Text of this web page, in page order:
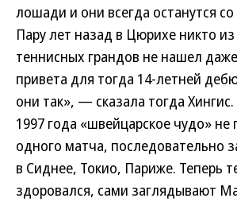
лошади и они всегда останутся
Пару лет назад в Цюрихе никто
теннисных грандов не нашел
привета для тогда 14-летней
они так», — сказала тогда
1997 года «швейцарское чудо» не
одного матча, последовательно
в Сиднее, Токио, Париже. Теперь
здоровался, сами заглядывают